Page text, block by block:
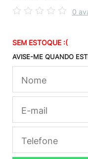
0
SEM ESTOQUE :(
AVISE-ME QUANDO